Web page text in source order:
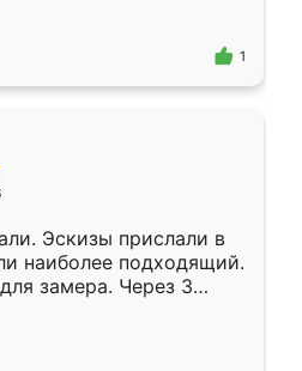
Приехавший
Владислав
эскизу самый
1
Эскизы прислали в
наиболее подходящий.
замера. Через 3
готова. Остались
Спасибо Ренессанс
работу!